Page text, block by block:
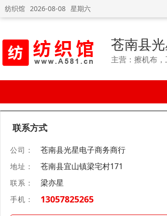
纺织馆 2026-08-08 星期六
苍南县
主营：擦机布
联系方式
公司： 苍南县光星电子商务商行
地址： 苍南县宜山镇梁宅村171
联系： 梁亦星
手机： 13057825265